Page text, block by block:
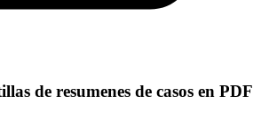
de resumenes de casos en PDF